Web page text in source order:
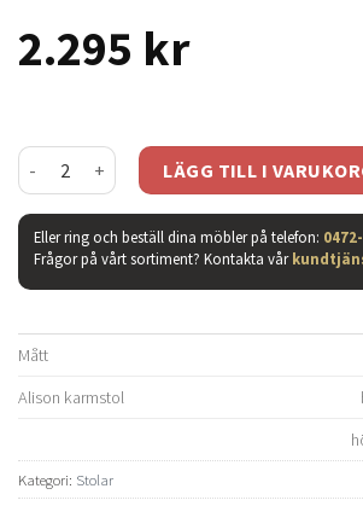
2.295 kr
Alison karmstol beige tyg mängd
LÄGG TILL I
Eller ring och beställ dina möbler på telefon:
Frågor på vårt sortiment? Kontakta vår
Mått
Alison karmstol
Kategori: Stolar